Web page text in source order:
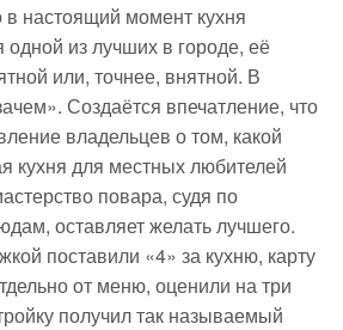
в настоящий момент кухня
одной из лучших в городе, её
или, точнее, внятной. В
Создаётся впечатление, что
владельцев о том, какой
кухня для местных любителей
повара, судя по
оставляет желать лучшего.
поставили «4» за кухню, карту
от меню, оценили на три
получил так называемый